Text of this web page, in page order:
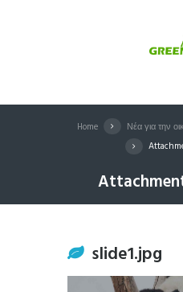
Home
Νέα για την
slide1.jpg